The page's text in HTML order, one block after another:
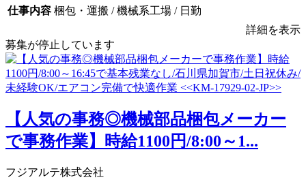
仕事内容 梱包・運搬 / 機械系工場 / 日勤
詳細を表示
募集が停止しています
【人気の事務◎機械部品梱包メーカー
で事務作業】時給1100円/8:00～1...
フジアルテ株式会社